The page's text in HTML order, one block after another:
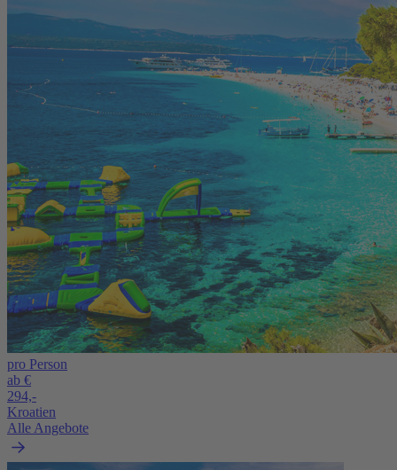
pro Person
ab €
294,-
Kroatien
Alle Angebote